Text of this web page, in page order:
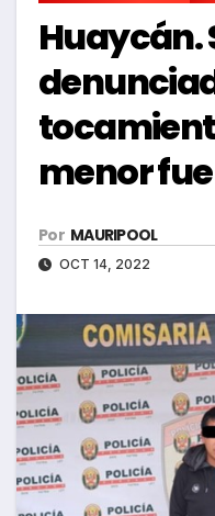
Huaycán.
menor
Por MAURIPOOL
OCT 14, 2022